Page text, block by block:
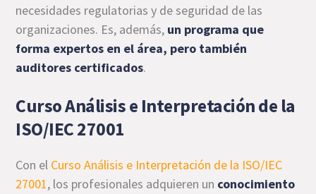
necesidades regulatorias y de seguridad de las
organizaciones. Es, además, un programa que
forma expertos en el área, pero también
auditores certificados.
Curso Análisis e Interpretación de la
ISO/IEC 27001
Con el Curso Análisis e Interpretación de la ISO/IEC
27001, los profesionales adquieren un conocimiento